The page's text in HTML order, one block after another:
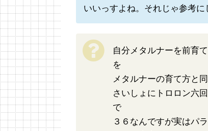
いいっすよね。それじゃ参考に
自分メタルナーを前育
を
メタルナーの育て方と
さいしょにトロロン六
で
３６なんですが実はパ